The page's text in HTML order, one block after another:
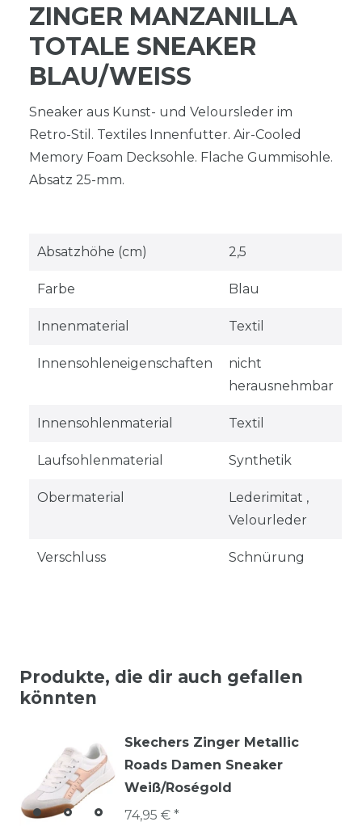
ZINGER MANZANILLA
TOTALE SNEAKER
BLAU/WEISS
Sneaker aus Kunst- und Veloursleder im
Retro-Stil. Textiles Innenfutter. Air-Cooled
Memory Foam Decksohle. Flache Gummisohle.
Absatz 25-mm.
Absatzhöhe (cm) 2,5
Farbe Blau
Innenmaterial Textil
Innensohleneigenschaften
nicht
herausnehmbar
Innensohlenmaterial Textil
Laufsohlenmaterial Synthetik
Obermaterial
Lederimitat ,
Velourleder
Verschluss Schnürung
Produkte, die dir auch gefallen
könnten
Skechers Zinger Metallic
Roads Damen Sneaker
Weiß/Roségold
74,95 € *